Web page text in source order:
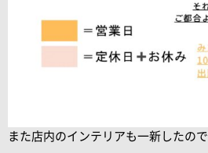
また店内のインテリアも一新したので